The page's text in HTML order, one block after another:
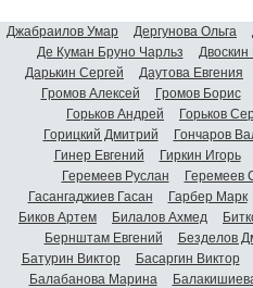
Джабраилов Умар Дергунова Ольга
Де Куман Бруно Чарльз
Двоскин
Дарькин Сергей
Даутова Евгения
Громов Алексей
Громов Борис
Горьков Андрей
Горьков
Горицкий Дмитрий
Гончаров
Гинер Евгений
Гиркин Игорь
Геремеев Руслан
Геремеев
Гасангаджиев Гасан
Гарбер Марк
Биков Артем
Билалов Ахмед
Бернштам Евгений
Безделов
Батурин Виктор
Басаргин Виктор
Балабанова Марина